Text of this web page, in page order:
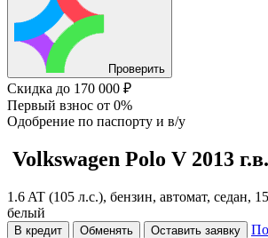
Проверить
Скидка до 170 000 ₽
Первый взнос от 0%
Одобрение по паспорту и в/у
Volkswagen Polo V 2013 г.в.
1.6 AT (105 л.с.), бензин, автомат, седан,
белый
В кредит Обменять Оставить заявку